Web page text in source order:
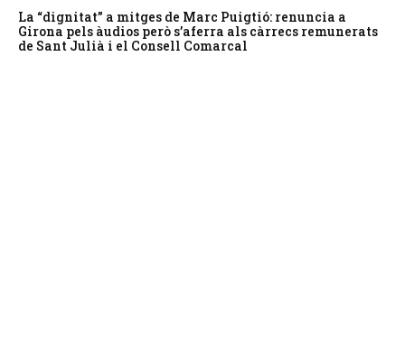
La “dignitat” a mitges de Marc Puigtió: renuncia a
Girona pels àudios però s’aferra als càrrecs remunerats
de Sant Julià i el Consell Comarcal